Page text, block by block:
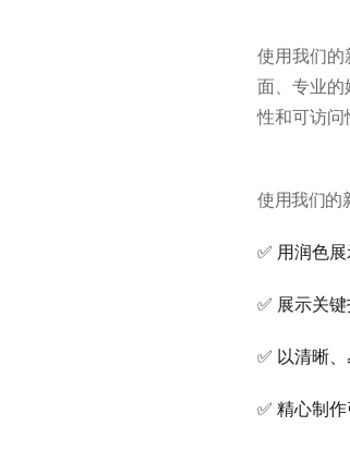
使用我们的
面、专业的
性和可访问
使用我们的
✅ 用润色
✅ 展示关
✅ 以清晰
✅ 精心制